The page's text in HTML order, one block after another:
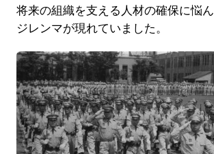
将来の組織を支える人材の確保に悩
ジレンマが現れていました。